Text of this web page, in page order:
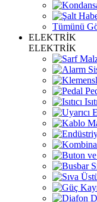
Tümünü
ELEKTRİK
ELEKTRİK